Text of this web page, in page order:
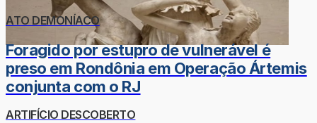
ATO DEMONÍACO
Foragido por estupro de vulnerável é
preso em Rondônia em Operação Ártemis
conjunta com o RJ
ARTIFÍCIO DESCOBERTO